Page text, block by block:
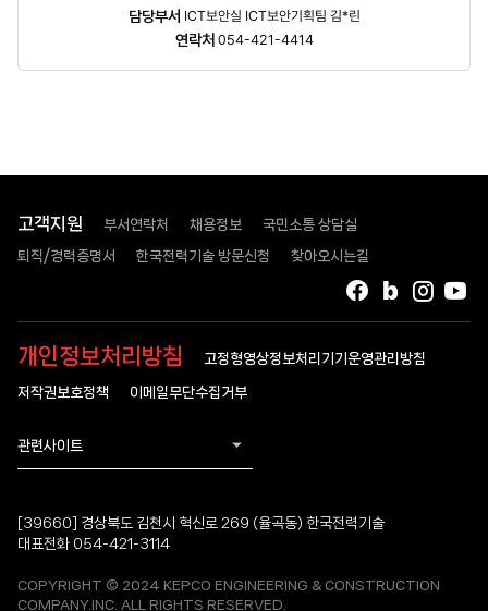
담당부서 ICT보안실 ICT보안기획팀 김*린
연락처 054-421-4414
고객지원 부서연락처 채용정보 국민소통 상담실
퇴직/경력증명서 한국전력기술 방문신청 찾아오시는길
인스
블로그
페이스북
개인정보처리방침 고정형영상정보처리기기운영관리방침
저작권보호정책 이메일무단수집거부
관련사이트
[39660] 경상북도 김천시 혁신로 269 (율곡동) 한국전력기술
대표전화 054-421-3114
COPYRIGHT © 2024 KEPCO ENGINEERING & CONSTRUCTION
COMPANY.INC. ALL RIGHTS RESERVED.